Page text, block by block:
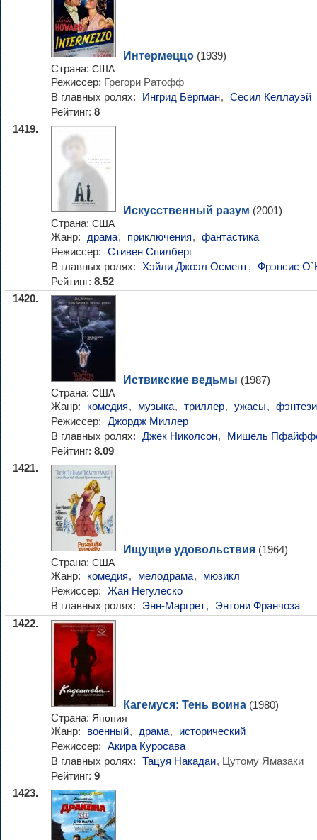
Интермеццо (1939)
Страна: США
Режиссер: Грегори Ратофф
В главных ролях:
Ингрид Бергман, Сесил Келлауэй
Рейтинг: 8
1419.
Искусственный разум (2001)
Страна: США
Жанр: драма, приключения, фантастика
Режиссер: Стивен Спилберг
В главных ролях: Хэйли Джоэл Осмент, Фрэнсис
Рейтинг: 8.52
1420.
Иствикские ведьмы (1987)
Страна: США
Жанр: комедия, музыка, триллер, ужасы, фэнтези
Режиссер: Джордж Миллер
В главных ролях: Джек Николсон,
Мишель
Рейтинг: 8.09
1421.
Ищущие удовольствия (1964)
Страна: США
Жанр: комедия, мелодрама,
мюзикл
Режиссер: Жан Негулеско
В главных ролях:
Энн-Маргрет, Энтони Франчоза
1422.
Кагемуся: Тень воина (1980)
Страна: Япония
Жанр: военный, драма,
исторический
Режиссер: Акира Куросава
В главных ролях: Тацуя Накадаи, Цутому Ямазаки
Рейтинг: 9
1423.